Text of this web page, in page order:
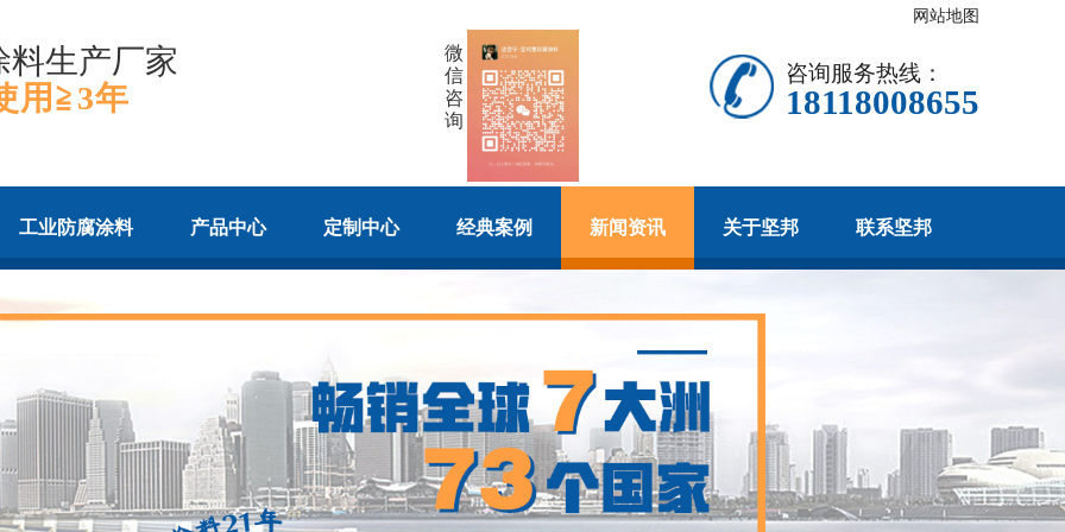
料生产厂家
用≧3年
微
信
咨
询
咨询服务热线：
18118008655
网站地图
工业防腐涂料 产品中心 定制中心 经典案例 新闻资讯 关于坚邦 联系坚邦